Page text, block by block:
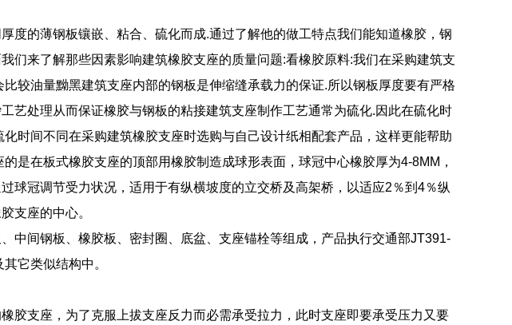
度的薄钢板镶嵌、粘合、硫化而成.通过了解他的做工特点我们能知道橡胶，钢
们来了解那些因素影响建筑橡胶支座的质量问题:看橡胶原料:我们在采购建筑支
较油量黝黑建筑支座内部的钢板是伸缩缝承载力的保证.所以钢板厚度要有严格
艺处理从而保证橡胶与钢板的粘接建筑支座制作工艺通常为硫化.因此在硫化时
时间不同在采购建筑橡胶支座时选购与自己设计纸相配套产品，这样更能帮助
是在板式橡胶支座的顶部用橡胶制造成球形表面，球冠中心橡胶厚为4-8MM，
球冠调节受力状况，适用于有纵横坡度的立交桥及高架桥，以适应2％到4％纵
支座的中心。
中间钢板、橡胶板、密封圈、底盆、支座锚栓等组成，产品执行交通部JT391-
它类似结构中。
胶支座，为了克服上拔支座反力而必需承受拉力，此时支座即要承受压力又要